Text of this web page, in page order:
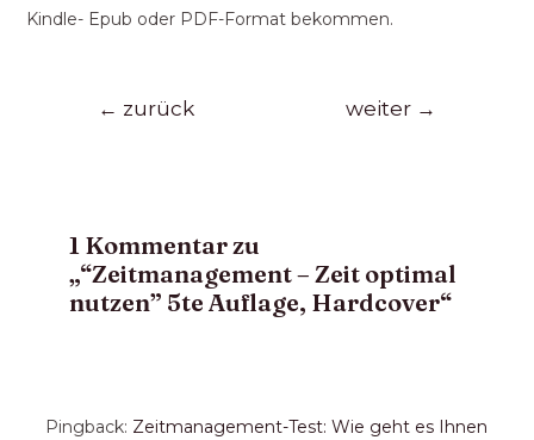
Kindle- Epub oder PDF-Format bekommen.
← zurück weiter →
1 Kommentar zu
„“Zeitmanagement – Zeit optimal
nutzen” 5te Auflage, Hardcover“
Pingback: Zeitmanagement-Test: Wie geht es Ihnen